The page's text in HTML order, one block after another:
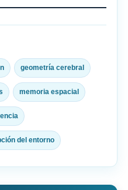
geometría cerebral
memoria espacial
del entorno